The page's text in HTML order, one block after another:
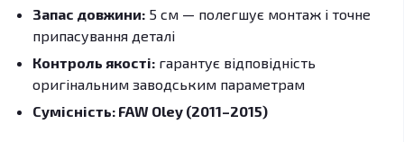
Запас довжини: 5 см — полегшує монтаж і точне
припасування деталі
Контроль якості: гарантує відповідність
оригінальним заводським параметрам
Сумісність: FAW Oley (2011–2015)